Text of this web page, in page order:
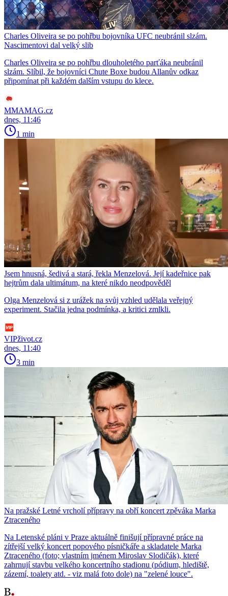
Charles Oliveira se po pohřbu bojovníka UFC neubránil slzám.
Nascimentovi dal velký slib
Charles Oliveira se po pohřbu dlouholetého parťáka neubránil
slzám. Slíbil, že bojovníci Chute Boxe budou Allanův odkaz
připomínat při každém dalším vstupu do klece.
MMAMAG.cz
dnes, 11:46
1 min
Jsem hnusná, šedivá a stará, řekla Menzelová. Její kadeřnice pak
hejtrům dala ultimátum, na které nikdo neodpověděl
Olga Menzelová si z urážek na svůj vzhled udělala veřejný
experiment. Stačila jedna podmínka, a kritici zmlkli.
VIPživot.cz
dnes, 11:40
3 min
Na pražské Letné vrcholí přípravy na obří koncert zpěváka Marka
Ztraceného
Na Letenské pláni v Praze aktuálně finišují přípravné práce na
zítřejší velký koncert popového písničkáře a skladatele Marka
Ztraceného (foto; vlastním jménem Miroslav Slodičák), které
zahrnují stavbu velkého koncertního stadionu (pódium, hlediště,
zázemí, toalety atd. - viz malá foto dole) na "zelené louce".